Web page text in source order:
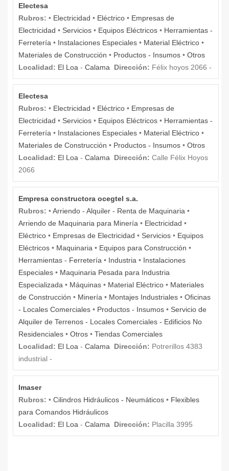
Electesa
Rubros: • Electricidad • Eléctrico • Empresas de
Electricidad • Servicios • Equipos Eléctricos • Herramientas -
Ferretería • Instalaciones Especiales • Material Eléctrico •
Materiales de Construcción • Productos - Insumos • Otros
Localidad: El Loa - Calama Dirección: Félix hoyos 2066 -
Electesa
Rubros: • Electricidad • Eléctrico • Empresas de
Electricidad • Servicios • Equipos Eléctricos • Herramientas -
Ferretería • Instalaciones Especiales • Material Eléctrico •
Materiales de Construcción • Productos - Insumos • Otros
Localidad: El Loa - Calama Dirección: Calle Félix Hoyos
2066
Empresa constructora ocegtel s.a.
Rubros: •Arriendo - Alquiler - Renta de Maquinaria •
Arriendo de Maquinaria para Minería • Electricidad •
Eléctrico • Empresas de Electricidad • Servicios • Equipos
Eléctricos • Maquinaria • Equipos para Construcción •
Herramientas - Ferretería • Industria • Instalaciones
Especiales • Maquinaria Pesada para Industria
Especializada • Máquinas • Material Eléctrico • Materiales
de Construcción • Minería • Montajes Industriales • Oficinas
- Locales Comerciales • Productos - Insumos • Servicio de
Alquiler de Terrenos - Locales Comerciales - Edificios No
Residenciales • Otros • Tiendas Comerciales
Localidad: El Loa - Calama Dirección: Potrerillos 4383
industrial -
Imaser
Rubros: • Cilindros Hidráulicos - Neumáticos • Flexibles
para Comandos Hidráulicos
Localidad: El Loa - Calama Dirección: Placilla 3995